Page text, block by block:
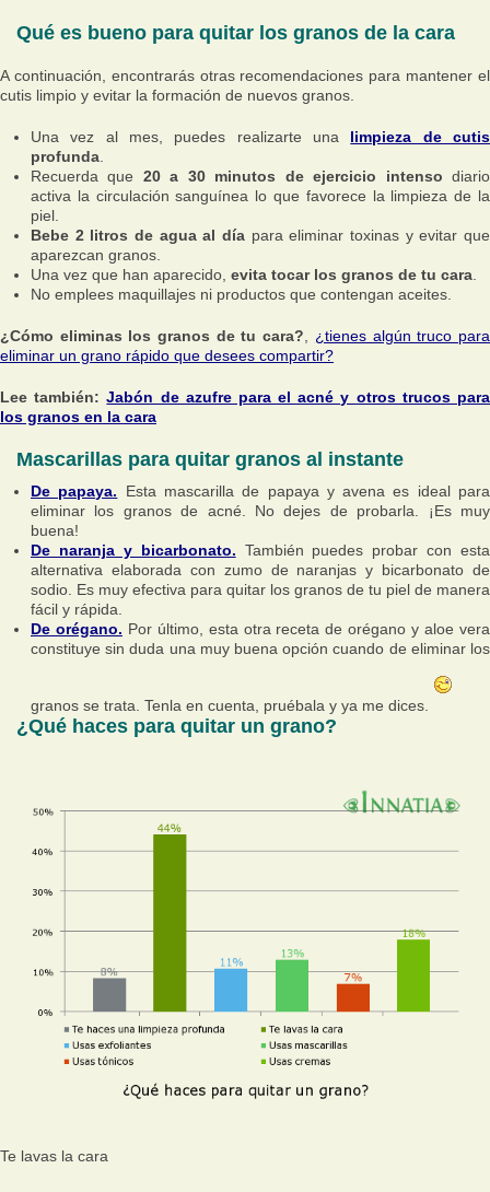
Qué es bueno para quitar los granos de la cara
A continuación, encontrarás otras recomendaciones para mantener el
cutis limpio y evitar la formación de nuevos granos.
Una vez al mes, puedes realizarte una
limpieza de cutis
profunda
Recuerda que 20 a 30 minutos de ejercicio intenso diario
activa la circulación sanguínea lo que favorece la limpieza de la
piel.
Bebe 2 litros de agua al día para eliminar toxinas y evitar que
aparezcan granos.
Una vez que han aparecido, evita tocar los granos de tu cara
No emplees maquillajes ni productos que contengan aceites.
¿Cómo eliminas los granos de tu cara?
¿tienes algún truco para
eliminar un grano rápido que desees compartir?
Lee también:Jabón de azufre para el acné y otros trucos para
los granos en la cara
Mascarillas para quitar granos al instante
De papaya. Esta mascarilla de papaya y avena es ideal para
eliminar los granos de acné. No dejes de probarla. ¡Es muy
buena!
De naranja y bicarbonato. También puedes probar con esta
alternativa elaborada con zumo de naranjas y bicarbonato de
sodio. Es muy efectiva para quitar los granos de tu piel de manera
fácil y rápida.
De orégano. Por último, esta otra receta de orégano y aloe vera
constituye sin duda una muy buena opción cuando de eliminar los
granos se trata. Tenla en cuenta, pruébala y ya me dices.
¿Qué haces para quitar un grano?
Te lavas la cara